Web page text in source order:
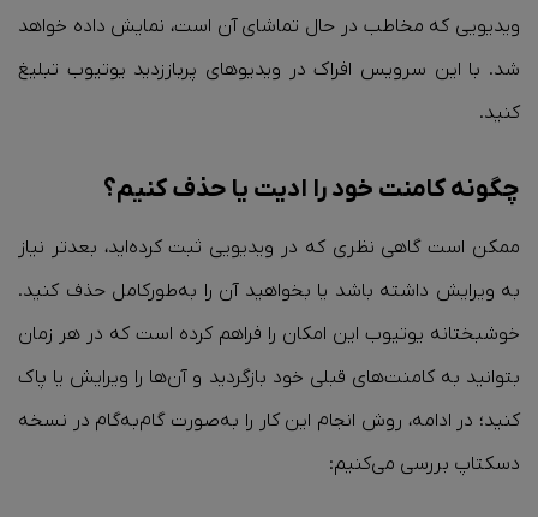
ویدیویی که مخاطب در حال تماشای آن است، نمایش داده خواهد
شد. با این سرویس افراک در ویدیوهای پرباززدید یوتیوب تبلیغ
کنید.
چگونه کامنت خود را ادیت یا حذف کنیم؟
ممکن است گاهی نظری که در ویدیویی ثبت کرده‌اید، بعدتر نیاز
به ویرایش داشته باشد یا بخواهید آن را به‌طورکامل حذف کنید.
خوشبختانه یوتیوب این امکان را فراهم کرده است که در هر زمان
بتوانید به کامنت‌های قبلی خود بازگردید و آن‌ها را ویرایش یا پاک
کنید؛ در ادامه، روش انجام این کار را به‌صورت گام‌به‌گام در نسخه
دسکتاپ بررسی می‌کنیم: